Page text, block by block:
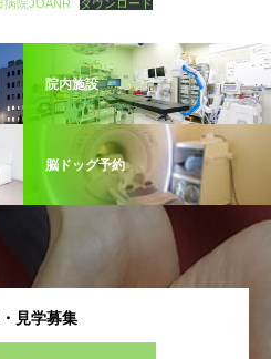
病院JOANR ダウンロード
院内施設
脳ドッグ予約
見学募集